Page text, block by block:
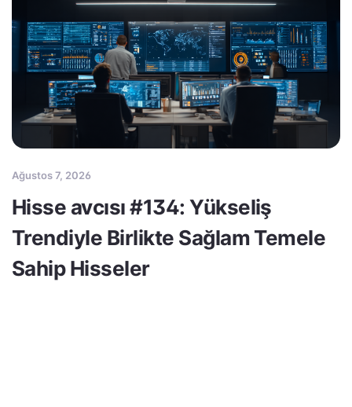
Ağustos 7, 2026
Hisse avcısı #134: Yükseliş
Trendiyle Birlikte Sağlam Temele
Sahip Hisseler